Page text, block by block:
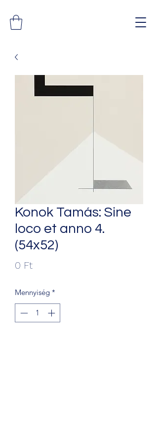
Konok Tamás: Sine
loco et anno 4.
(54x52)
0 FtÁr
Mennyiség *